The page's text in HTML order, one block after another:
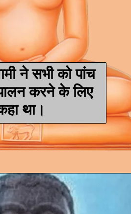
ने सभी को पांच
करने के लिए
था।